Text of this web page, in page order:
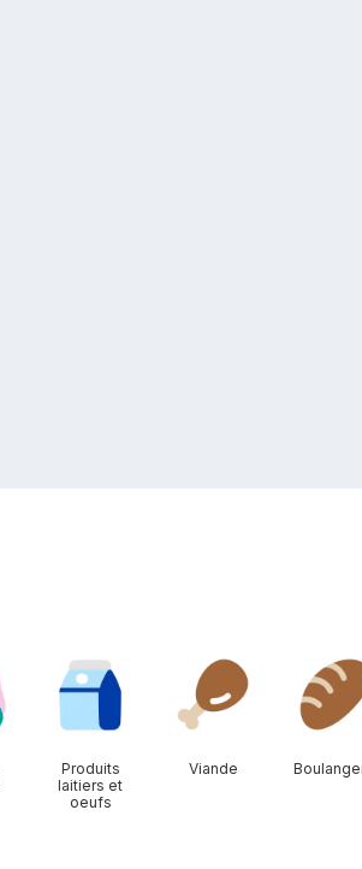
Produits
laitiers et
oeufs
Viande